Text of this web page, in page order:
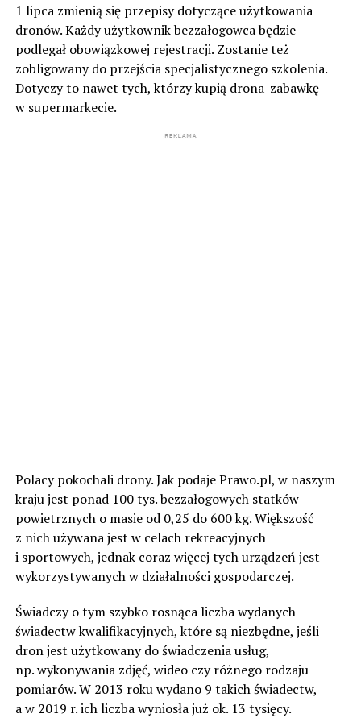
1 lipca zmienią się przepisy dotyczące użytkowania
dronów. Każdy użytkownik bezzałogowca będzie
podlegał obowiązkowej rejestracji. Zostanie też
zobligowany do przejścia specjalistycznego szkolenia.
Dotyczy to nawet tych, którzy kupią drona-zabawkę
w supermarkecie.
Polacy pokochali drony. Jak podaje Prawo.pl, w naszym
kraju jest ponad 100 tys. bezzałogowych statków
powietrznych o masie od 0,25 do 600 kg. Większość
z nich używana jest w celach rekreacyjnych
i sportowych, jednak coraz więcej tych urządzeń jest
wykorzystywanych w działalności gospodarczej.
Świadczy o tym szybko rosnąca liczba wydanych
świadectw kwalifikacyjnych, które są niezbędne, jeśli
dron jest użytkowany do świadczenia usług,
np. wykonywania zdjęć, wideo czy różnego rodzaju
pomiarów. W 2013 roku wydano 9 takich świadectw,
a w 2019 r. ich liczba wyniosła już ok. 13 tysięcy.